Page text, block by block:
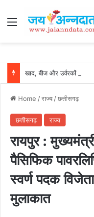
Menu
Home /राज्य/छत्तीसगढ़
छत्तीसगढ़ राज्य
रायपुर :
पैसिफिक
स्वर्ण पदक
मुलाकात